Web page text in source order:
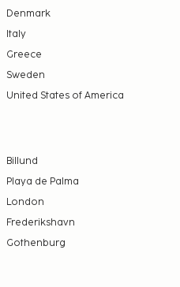
Denmark
Italy
Greece
Sweden
United States of America
Billund
Playa de Palma
London
Frederikshavn
Gothenburg